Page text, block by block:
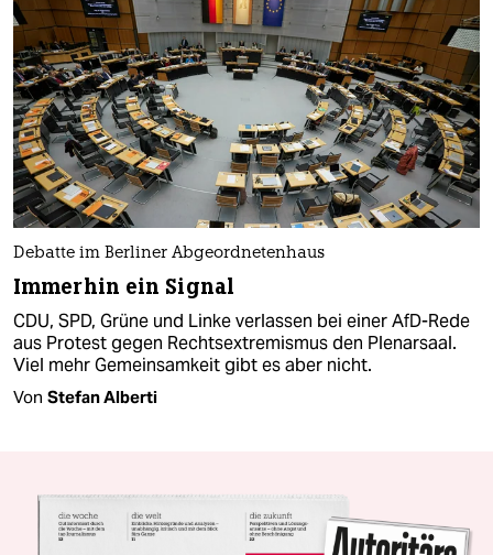
Debatte im Berliner Abgeordnetenhaus
Immerhin ein Signal
CDU, SPD, Grüne und Linke verlassen bei einer AfD-Rede
aus Protest gegen Rechtsextremismus den Plenarsaal.
Viel mehr Gemeinsamkeit gibt es aber nicht.
Von Stefan Alberti